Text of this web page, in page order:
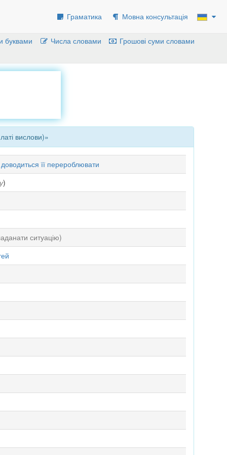
Граматика Мовна консультація
буквами Числа словами Грошові суми словами
вислови)»
її перероблювати
)
ситуацію)